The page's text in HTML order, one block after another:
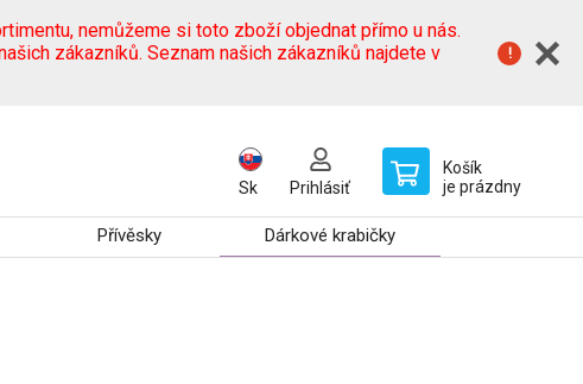
nemůžeme si toto zboží objednat přímo u nás.
zákazníků. Seznam našich zákazníků najdete v
Sk Prihlásiť
Košík
je prázdny
Přívěsky Dárkové krabičky